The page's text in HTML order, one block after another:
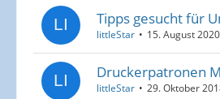
Tipps gesucht für
littleStar 15. August
Druckerpatronen
littleStar 29. Oktober